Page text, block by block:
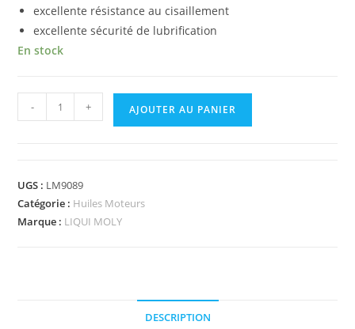
excellente résistance au cisaillement
excellente sécurité de lubrification
En stock
- + AJOUTER AU PANIER
UGS : LM9089
Catégorie : Huiles Moteurs
Marque : LIQUI MOLY
DESCRIPTION